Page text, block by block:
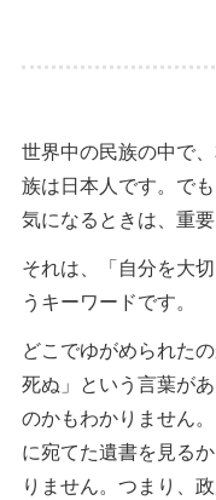
世界中の民族の中で
族は日本人です。で
気になるときは、重
それは、「自分を大
うキーワードです。
どこでゆがめられた
死ぬ」という言葉が
のかもわかりません
に宛てた遺書を見る
りません。つまり、